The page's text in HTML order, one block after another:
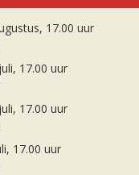
17.00 uur
17.00 uur
17.00 uur
17.00 uur